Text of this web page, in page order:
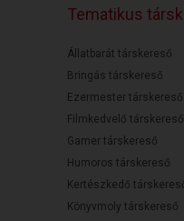
Tematikus
Állatbarát társkereső
Bringás társkereső
Ezermester társkereső
Filmkedvelő társkereső
Gamer társkereső
Humoros társkereső
Kertészkedő
Könyvmoly társkereső